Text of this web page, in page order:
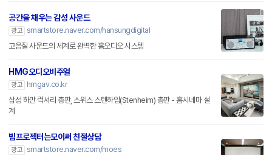
공간을 채우는 감성 사운드
광고 smartstore.naver.com/hansungdigital
고음질 사운드의 세계로 완벽한 홈오디오 시스템
HMG오디오비주얼
광고
hmgav.co.kr
삼성 하만 럭셔리 총판, 스위스 스텐하임(Stenheim) 총판 - 홈시네마 설
계
빔프로젝터는모이써 친절상담
광고 smartstore.naver.com/moes